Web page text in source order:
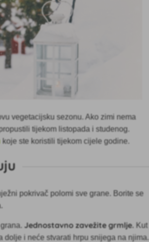
vegetacijsku sezonu. Ako zimi nema
tijekom listopada i studenog.
koje ste koristili tijekom cijele godine.
pokrivač polomi sve grane. Borite se
grana.Jednostavno zavežite grmlje. Kut
dolje i neće stvarati hrpu snijega na njima.